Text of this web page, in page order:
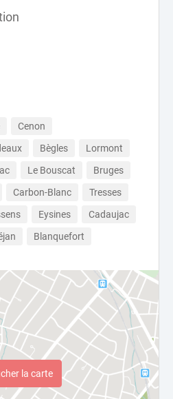
Cenon
Bègles
Lormont
Le Bouscat
Bruges
Carbon-Blanc
Tresses
Eysines
Cadaujac
Blanquefort
la carte